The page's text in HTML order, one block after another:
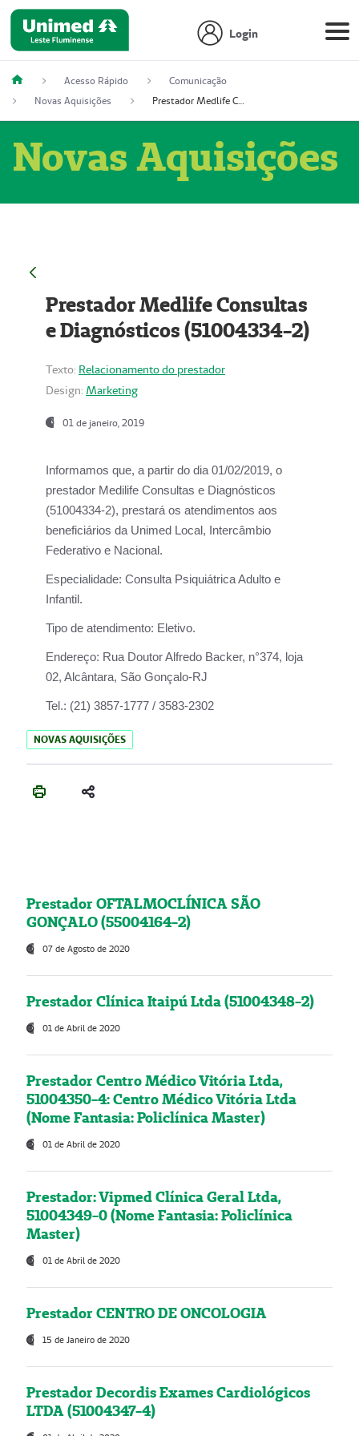
Login
Acesso Rápido
Comunicação
Novas Aquisições
Prestador Medlife Consultas e Diagnósticos (51004334-2)
Novas Aquisições
Prestador Medlife Consultas
e Diagnósticos (51004334-2)
Texto: Relacionamento do prestador
Design: Marketing
01 de janeiro, 2019
Informamos que, a partir do dia 01/02/2019, o
prestador Medilife Consultas e Diagnósticos
(51004334-2), prestará os atendimentos aos
beneficiários da Unimed Local, Intercâmbio
Federativo e Nacional.
Especialidade: Consulta Psiquiátrica Adulto e
Infantil.
Tipo de atendimento: Eletivo.
Endereço: Rua Doutor Alfredo Backer, n°374, loja
02, Alcântara, São Gonçalo-RJ
Tel.: (21) 3857-1777 / 3583-2302
NOVAS AQUISIÇÕES
Prestador OFTALMOCLÍNICA SÃO
GONÇALO (55004164-2)
07 de Agosto de 2020
Prestador Clínica Itaipú Ltda (51004348-2)
01 de Abril de 2020
Prestador Centro Médico Vitória Ltda,
51004350-4: Centro Médico Vitória Ltda
(Nome Fantasia: Policlínica Master)
01 de Abril de 2020
Prestador: Vipmed Clínica Geral Ltda,
51004349-0 (Nome Fantasia: Policlínica
Master)
01 de Abril de 2020
Prestador CENTRO DE ONCOLOGIA
15 de Janeiro de 2020
Prestador Decordis Exames Cardiológicos
LTDA (51004347-4)